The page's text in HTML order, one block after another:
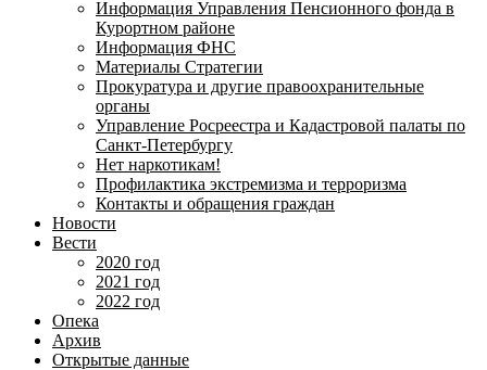
Информация Управления Пенсионного фонда в
Курортном районе
Информация ФНС
Материалы Стратегии
Прокуратура и другие правоохранительные
органы
Управление Росреестра и Кадастровой палаты по
Санкт-Петербургу
Нет наркотикам!
Профилактика экстремизма и терроризма
Контакты и обращения граждан
Новости
Вести
2020 год
2021 год
2022 год
Опека
Архив
Открытые данные